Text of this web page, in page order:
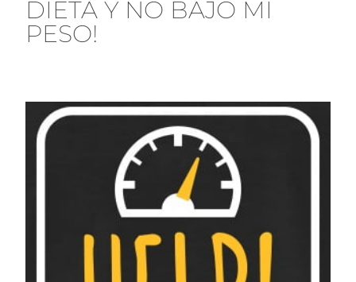
DIETA Y NO BAJO MI
PESO!